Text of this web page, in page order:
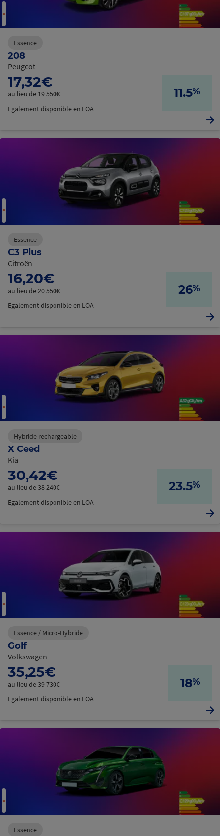
Essence
208
Peugeot
17,32€
au lieu de 19 550€
Egalement disponible en LOA
11.5%
Essence
C3 Plus
Citroën
16,20€
au lieu de 20 550€
Egalement disponible en LOA
26%
Hybride rechargeable
X Ceed
Kia
30,42€
au lieu de 38 240€
Egalement disponible en LOA
23.5%
Essence / Micro-Hybride
Golf
Volkswagen
35,25€
au lieu de 39 730€
Egalement disponible en LOA
18%
Essence